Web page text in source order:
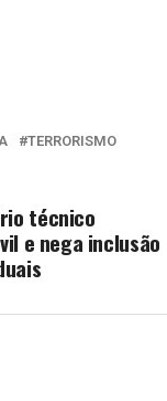
TERRORISMO
técnico
e nega inclusão